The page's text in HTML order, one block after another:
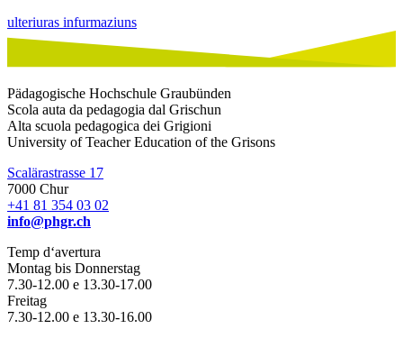
ulteriuras infurmaziuns
Pädagogische Hochschule Graubünden
Scola auta da pedagogia dal Grischun
Alta scuola pedagogica dei Grigioni
University of Teacher Education of the Grisons
Scalärastrasse 17
7000 Chur
+41 81 354 03 02
info@phgr.ch
Temp d‘avertura
Montag bis Donnerstag
7.30-12.00 e 13.30-17.00
Freitag
7.30-12.00 e 13.30-16.00